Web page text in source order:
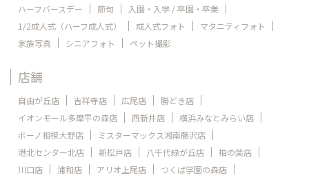
ハーフバースデー
節句
入園・入学 / 卒園・卒業
1/2成人式（ハーフ成人式）
成人式フォト
マタニティフォト
家族写真
シニアフォト ペット撮影
店舗
自由が丘店 吉祥寺店 広尾店
勝どき店
イオンモール多摩平の森店
西新井店
横浜みなとみらい店
ボーノ相模大野店
ミスターマックス湘南藤沢店
港北センター北店
新松戸店 八千代緑が丘店
柏の葉店
川口店
浦和店 アリオ上尾店
つくば学園の森店